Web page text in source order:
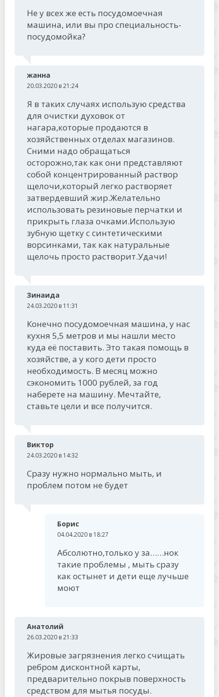
Не у всех же есть посудомоечная
машина, или вы про специальность-
посудомойка?
жанна
20.03.2020 в 21:24
Я в таких случаях использую средства
для очистки духовок от
нагара,которые продаются в
хозяйственных отделах магазинов.
Сними надо обращаться
осторожно,так как они представляют
собой концентрированный раствор
щелочи,который легко растворяет
затвердевший жир.Желательно
использовать резиновые перчатки и
прикрыть глаза очками.Использую
зубную щетку с синтетическими
ворсинками, так как натуральные
щелочь просто растворит.Удачи!
Зинаида
24.03.2020 в 11:31
Конечно посудомоечная машина, у нас
кухня 5,5 метров и мы нашли место
куда её поставить. Это такая помощь в
хозяйстве, а у кого дети просто
необходимость. В месяц можно
сэкономить 1000 рублей, за год
наберете на машину. Мечтайте,
ставьте цели и все получится.
Виктор
24.03.2020 в 14:32
Сразу нужно нормально мыть, и
проблем потом не будет
Борис
04.04.2020 в 18:27
Абсолютно,только у за……нок
такие проблемы , мыть сразу
как остынет и дети еще лучьше
моют
Анатолий
26.03.2020 в 21:33
Жировые загрязнения легко счищать
ребром дисконтной карты,
предварительно покрыв поверхность
средством для мытья посуды.